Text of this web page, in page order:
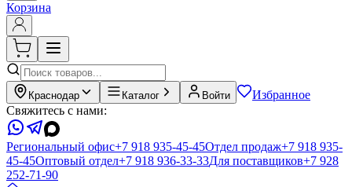
Корзина
Краснодар Каталог Войти
Избранное
Свяжитесь с нами:
Региональный офис+7 918 935-45-45Отдел продаж+7 918 935-
45-45Оптовый отдел+7 918 936-33-33Для поставщиков+7 928
252-71-90